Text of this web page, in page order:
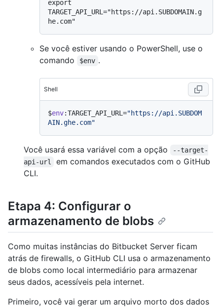
export
TARGET_API_URL="https://api.SUBDOMAIN.g
Se você estiver usando o PowerShell, use o
comando
$env .
Shell
$env:TARGET_API_URL="https://api.SUBDOM
AIN.ghe.com"
Você usará essa variável com a opção
--target-
api-url
em comandos executados com o GitHub
CLI.
Etapa 4: Configurar o
armazenamento de blobs
Como muitas instâncias do Bitbucket Server ficam
atrás de firewalls, o GitHub CLI usa o armazenamento
de blobs como local intermediário para armazenar
seus dados, acessíveis pela internet.
Primeiro, você vai gerar um arquivo morto dos dados